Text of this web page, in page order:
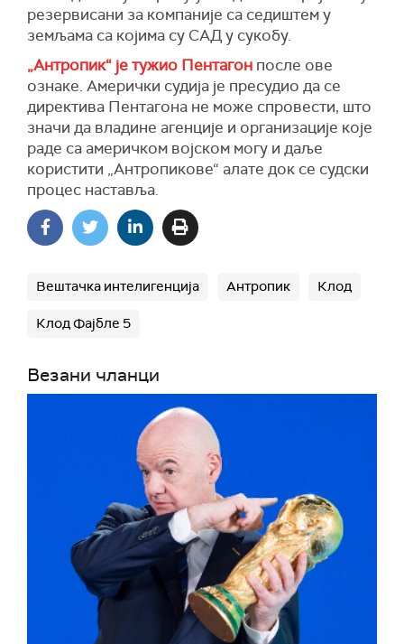
резервисани за компаније са седиштем у
земљама са којима су САД у сукобу.
„Антропик“ је тужио Пентагон после ове
ознаке. Амерички судија је пресудио да се
директива Пентагона не може спровести, што
значи да владине агенције и организације које
раде са америчком војском могу и даље
користити „Антропикове“ алате док се судски
процес наставља.
Вештачка интелигенција Антропик Клод
Клод Фајбле 5
Везани чланци